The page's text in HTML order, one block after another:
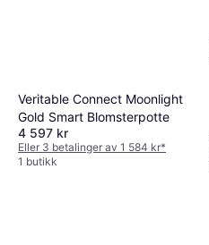
Veritable Connect Moonlight
Gold Smart Blomsterpotte
4 597 kr
Eller 3 betalinger av 1 584 kr*
1 butikk